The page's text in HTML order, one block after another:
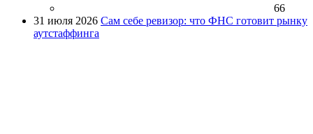
66
31 июля 2026 Сам себе ревизор: что ФНС готовит рынку
аутстаффинга